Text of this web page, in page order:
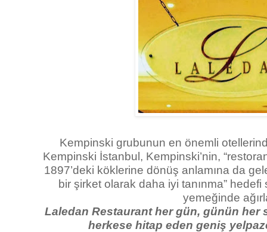
Kempinski grubunun en önemli
Kempinski İstanbul, Kempinski’nin,
1897’deki köklerine dönüş anlamına da
bir şirket olarak daha iyi tanınma”
yemeğinde
Laledan Restaurant her gün, günün her
herkese hitap eden geniş